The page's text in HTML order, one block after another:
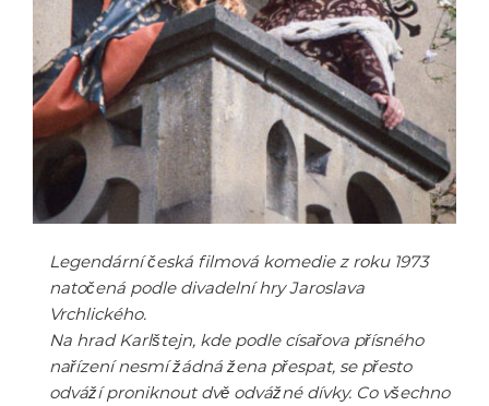
Legendární česká filmová komedie z roku 1973
natočená podle divadelní hry Jaroslava
Vrchlického.
Na hrad Karlštejn, kde podle císařova přísného
nařízení nesmí žádná žena přespat, se přesto
odváží proniknout dvě odvážné dívky. Co všechno